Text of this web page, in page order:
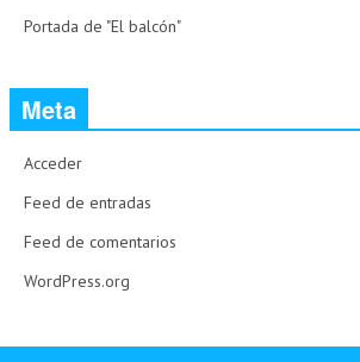
Portada de "El balcón"
Meta
Acceder
Feed de entradas
Feed de comentarios
WordPress.org